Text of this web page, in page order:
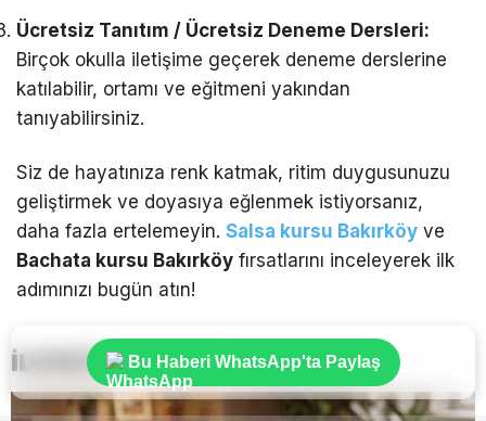
Ücretsiz Tanıtım / Ücretsiz Deneme Dersleri:
Birçok okulla iletişime geçerek deneme derslerine
katılabilir, ortamı ve eğitmeni yakından
tanıyabilirsiniz.
Siz de hayatınıza renk katmak, ritim duygusunuzu
geliştirmek ve doyasıya eğlenmek istiyorsanız,
daha fazla ertelemeyin. Salsa kursu Bakırköy ve
Bachata kursu Bakırköy fırsatlarını inceleyerek ilk
adımınızı bugün atın!
İLGİNİZİ ÇEKEBİLİR
Bu Haberi WhatsApp'ta Paylaş